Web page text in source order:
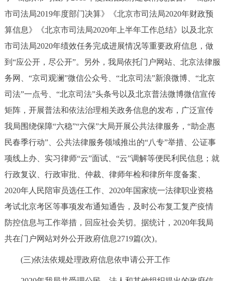
市司法局2019年度部门决算》《北京市司法局2020年财政预
算信息》《北京市司法局2020年上半年工作总结》以及北京
市司法局2020年绩效任务完成进展情况等重要政府信息，做
到“应公开，尽公开”。另外，我局依托门户网站、北京法律服
务网、“京司观澜”微信公众号、“北京司法”新浪微博、“北京
司法”一点号、“北京司法”头条号以及北京普法微博微信宣传
矩阵，开展普法和依法治理相关政务信息的发布，广泛宣传
我局围绕保障“六稳”“六保”大局开展公共法律服务，“助企惠
民春季行动”、公共法律服务领域推出的“八专”举措、公证事
项线上办、实习律师“云”面试、“云”调解等便民利民信息；就
行政复议、行政审批、仲裁、律师年检和律所年度备案、
2020年人民陪审员选任工作、2020年国家统一法律职业资格
考试北京考区等事项发布通知通告，及时公布复工复产疫情
防控信息与工作举措，回应社会关切。据统计，2020年我局
共在门户网站对外公开政府信息2719篇(次)。
(三)依法依规处理政府信息依申请公开工作